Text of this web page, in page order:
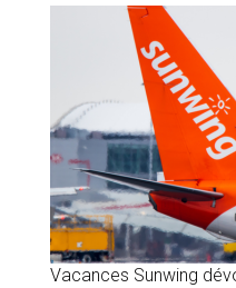
Vacances Sunwing